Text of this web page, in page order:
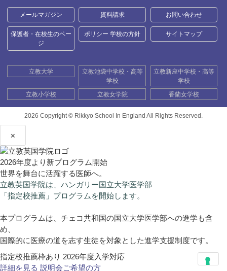
メールマガジン 資料請求 お問い合わせ
保護者・在校生のペー
ジ
ポリシー 学校の方針 サイトマップ
立教大学
立教池袋中学校・高等
学校
立教新座中学校・高等
学校
立教小学校
立教女学院 香蘭女学校
2026 Copyright © Rikkyo School In England All Rights Reserved.
×
2026年度より新プログラム開始
世界を舞台に活躍する医師へ。
立教英国学院は、ハンガリー国立大学医学部
「指定校推薦」プログラムを開始します。
本プログラムは、チェコ共和国の国立大学医学部への進学も含
め、
国際的に医療の道を志す生徒を対象とした進学支援制度です。
指定校推薦枠あり 2026年度入学対応
詳細を見る 説明会ご希望の方